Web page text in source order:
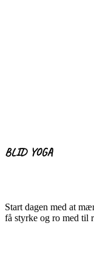
BLID YOGA
Start dagen med at
få styrke og ro med til